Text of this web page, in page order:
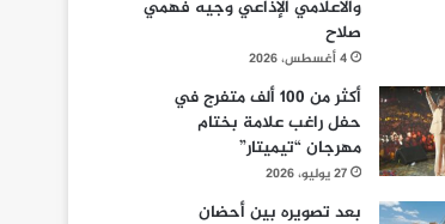
والاعلامي الإذاعي وجيه فهمي
صلاح
4 أغسطس، 2026
أكثر من 100 ألف متفرج في
حفل راغب علامة بختام
مهرجان “تيميتار”
27 يوليو، 2026
بعد تصويره بين أحضان